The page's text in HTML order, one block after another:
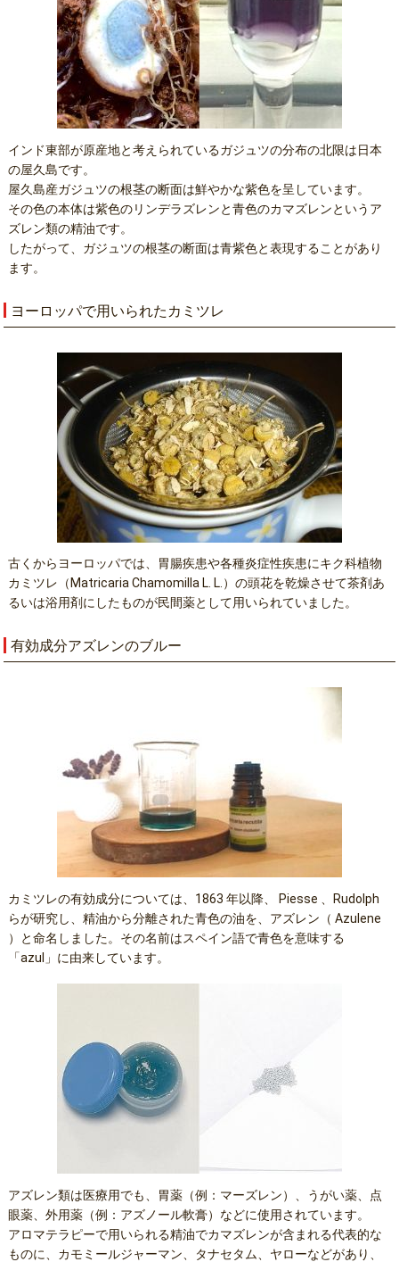
インド東部が原産地と考えられているガジュツの分布の北限は日本
の屋久島です。
屋久島産ガジュツの根茎の断面は鮮やかな紫色を呈しています。
その色の本体は紫色のリンデラズレンと青色のカマズレンというア
ズレン類の精油です。
したがって、ガジュツの根茎の断面は青紫色と表現することがあり
ます。
ヨーロッパで用いられたカミツレ
古くからヨーロッパでは、胃腸疾患や各種炎症性疾患にキク科植物
カミツレ（Matricaria Chamomilla L. L.）の頭花を乾燥させて茶剤あ
るいは浴用剤にしたものが民間薬として用いられていました。
有効成分アズレンのブルー
カミツレの有効成分については、1863 年以降、 Piesse 、Rudolph
らが研究し、精油から分離された青色の油を、アズレン（ Azulene
）と命名しました。その名前はスペイン語で青色を意味する
「azul」に由来しています。
アズレン類は医療用でも、胃薬（例：マーズレン）、うがい薬、点
眼薬、外用薬（例：アズノール軟膏）などに使用されています。
アロマテラピーで用いられる精油でカマズレンが含まれる代表的な
ものに、カモミールジャーマン、タナセタム、ヤローなどがあり、